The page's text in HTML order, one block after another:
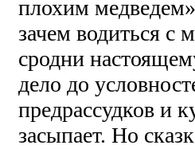
плохим
зачем водиться
сродни
дело до
предрассудков и
засыпает. Но